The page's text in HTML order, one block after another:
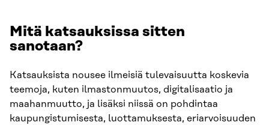
Mitä katsauksissa sitten
sanotaan?
Katsauksista nousee ilmeisiä tulevaisuutta koskevia
teemoja, kuten ilmastonmuutos, digitalisaatio ja
maahanmuutto, ja lisäksi niissä on pohdintaa
kaupungistumisesta, luottamuksesta, eriarvoisuuden